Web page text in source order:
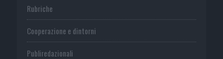
Rubriche
Cooperazione e dintorni
Publiredazionali